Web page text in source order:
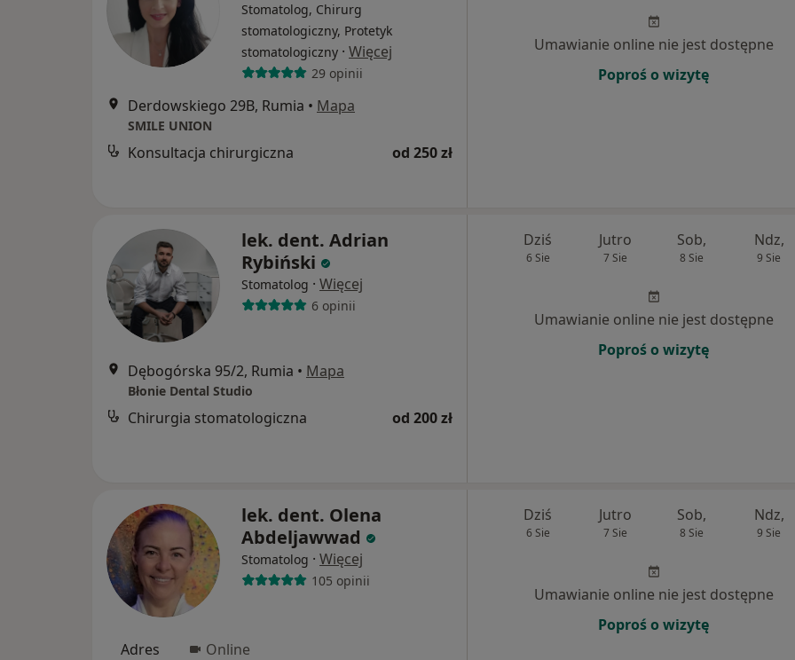
Stomatolog, Chirurg
stomatologiczny, Protetyk
stomatologiczny · Więcej
29 opinii
Derdowskiego 29B, Rumia • Mapa
SMILE UNION
Konsultacja chirurgiczna od 250 zł
Umawianie online nie jest dostępne
Poproś o wizytę
lek. dent. Adrian
Rybiński
Stomatolog · Więcej
6 opinii
Dębogórska 95/2, Rumia • Mapa
Błonie Dental Studio
Chirurgia stomatologiczna od 200 zł
Dziś
6 Sie
Jutro
7 Sie
Sob,
8 Sie
Ndz,
9 Sie
Umawianie online nie jest dostępne
Poproś o wizytę
lek. dent. Olena
Abdeljawwad
Stomatolog · Więcej
105 opinii
Adres Online
Dziś
6 Sie
Jutro
7 Sie
Sob,
8 Sie
Ndz,
9 Sie
Umawianie online nie jest dostępne
Poproś o wizytę